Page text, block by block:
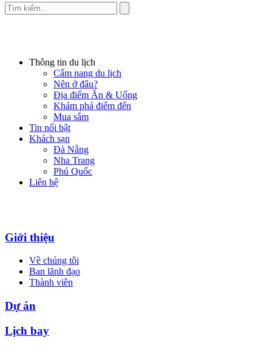
Thông tin du lịch
Cẩm nang du lịch
Nên ở đâu?
Địa điểm Ăn & Uống
Khám phá điểm đến
Mua sắm
Tin nổi bật
Khách sạn
Đà Nẵng
Nha Trang
Phú Quốc
Liên hệ
Giới thiệu
Về chúng tôi
Ban lãnh đạo
Thành viên
Dự án
Lịch bay